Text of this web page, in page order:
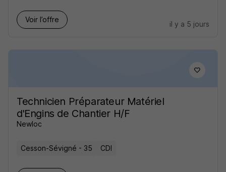
Voir l’offre
il y a 5 jours
Technicien Préparateur Matériel
d'Engins de Chantier H/F
Newloc
Cesson-Sévigné - 35 CDI